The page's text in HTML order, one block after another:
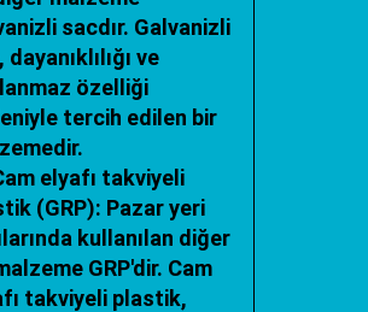
sacdır. Galvanizli
dayanıklılığı ve
özelliği
tercih edilen bir
elyafı takviyeli
(GRP): Pazar yeri
kullanılan diğer
GRP'dir. Cam
takviyeli plastik,